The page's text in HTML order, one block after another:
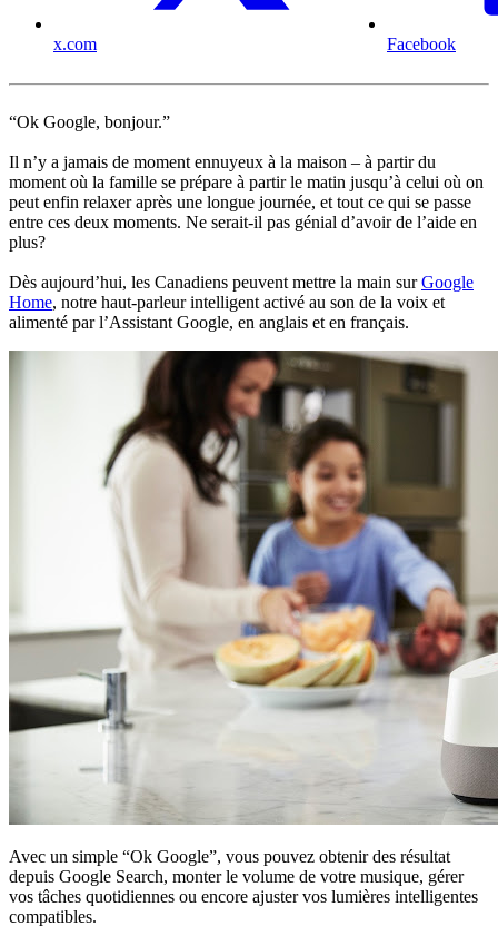
x.com Facebook
“Ok Google, bonjour.”
Il n’y a jamais de moment ennuyeux à la maison – à partir du
moment où la famille se prépare à partir le matin jusqu’à celui où on
peut enfin relaxer après une longue journée, et tout ce qui se passe
entre ces deux moments. Ne serait-il pas génial d’avoir de l’aide en
plus?
Dès aujourd’hui, les Canadiens peuvent mettre la main surGoogle
Home, notre haut-parleur intelligent activé au son de la voix et
alimenté par l’Assistant Google, en anglais et en français.
Avec un simple “Ok Google”, vous pouvez obtenir des résultat
depuis Google Search, monter le volume de votre musique, gérer
vos tâches quotidiennes ou encore ajuster vos lumières intelligentes
compatibles.